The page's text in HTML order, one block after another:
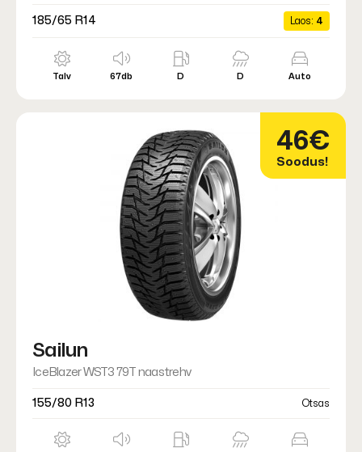
185/65 R14 Laos: 4
Talv 67db D D Auto
46€
Soodus!
Sailun
IceBlazer WST3 79T naastrehv
155/80 R13 Otsas